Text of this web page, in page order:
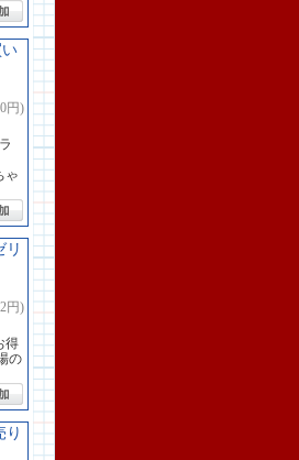
円)
ゃ
リ
円)
得
の
り